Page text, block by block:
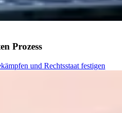
Prozess
und Rechtsstaat festigen